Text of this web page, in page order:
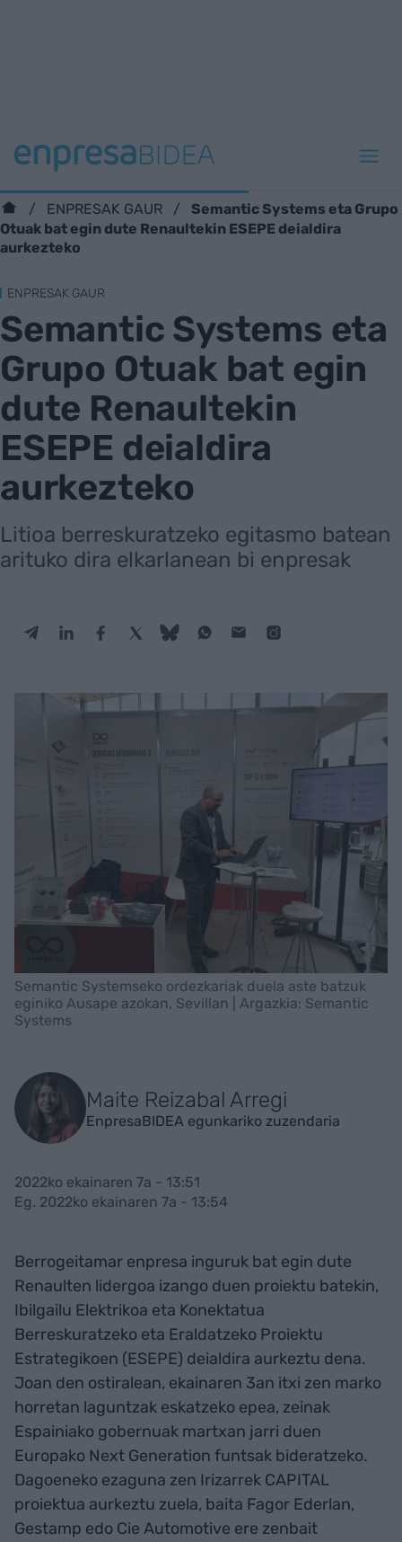
ENPRESAK GAUR
Semantic Systems eta Grupo
Otuak bat egin dute Renaultekin ESEPE deialdira
aurkezteko
ENPRESAK GAUR
Semantic Systems eta
Grupo Otuak bat egin
dute Renaultekin
ESEPE deialdira
aurkezteko
Litioa berreskuratzeko egitasmo batean
arituko dira elkarlanean bi enpresak
Semantic Systemseko ordezkariak duela aste batzuk
eginiko Ausape azokan, Sevillan | Argazkia: Semantic
Systems
Maite Reizabal Arregi
EnpresaBIDEA egunkariko zuzendaria
2022ko ekainaren 7a - 13:51
Eg. 2022ko ekainaren 7a - 13:54
Berrogeitamar enpresa inguruk bat egin dute
Renaulten lidergoa izango duen proiektu batekin,
Ibilgailu Elektrikoa eta Konektatua
Berreskuratzeko eta Eraldatzeko Proiektu
Estrategikoen (ESEPE) deialdira aurkeztu dena.
Joan den ostiralean, ekainaren 3an itxi zen marko
horretan laguntzak eskatzeko epea, zeinak
Espainiako gobernuak martxan jarri duen
Europako Next Generation funtsak bideratzeko.
Dagoeneko ezaguna zen Irizarrek CAPITAL
proiektua aurkeztu zuela, baita Fagor Ederlan,
Gestamp edo Cie Automotive ere zenbait